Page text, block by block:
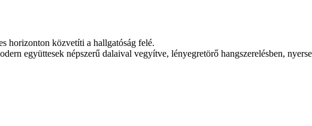
horizonton közvetíti a hallgatóság felé.
együttesek népszerű dalaival vegyítve, lényegretörő hangszerelésben,